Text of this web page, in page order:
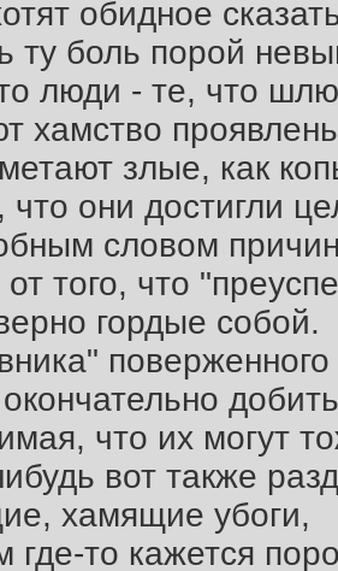
обидное
ту боль порой
люди - те, что
хамство
злые, как
что они достигли
словом
того, что
гордые собой.
поверженного
что их могут
вот также
хамящие убоги,
где-то кажется